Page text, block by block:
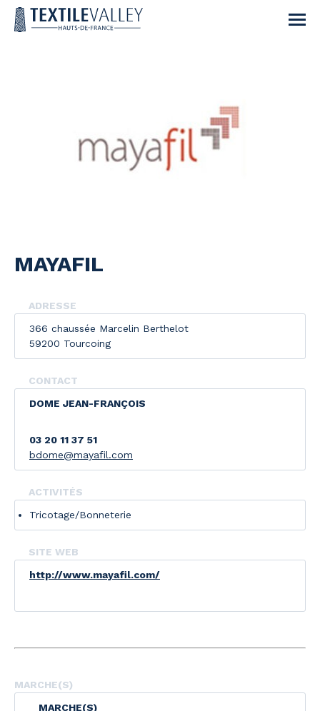
MAYAFIL
ADRESSE
366 chaussée Marcelin Berthelot
59200 Tourcoing
CONTACT
DOME JEAN-FRANÇOIS
03 20 11 37 51
bdome@mayafil.com
ACTIVITÉS
Tricotage/Bonneterie
SITE WEB
http://www.mayafil.com/
MARCHE(S)
MARCHE(S)